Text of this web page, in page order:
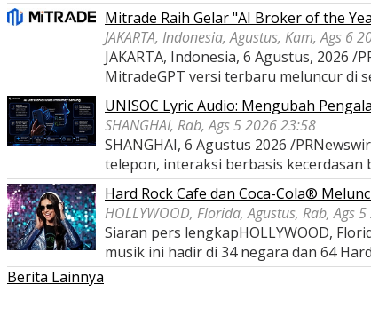
Mitrade Raih Gelar "AI Broker of the
JAKARTA, Indonesia, Agustus, Kam, Ags 6
JAKARTA, Indonesia, 6 Agustus, 2026
MitradeGPT versi terbaru meluncur di
UNISOC Lyric Audio: Mengubah
SHANGHAI, Rab, Ags 5 2026 23:58
SHANGHAI, 6 Agustus 2026 /
telepon, interaksi berbasis kecerdasan
Hard Rock Cafe dan Coca-Cola®
HOLLYWOOD, Florida, Agustus, Rab, Ags
Siaran pers lengkapHOLLYWOOD,
musik ini hadir di 34 negara dan 64
Berita Lainnya